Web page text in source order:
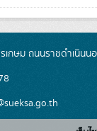
เกษม ถนนราชดำเนิน